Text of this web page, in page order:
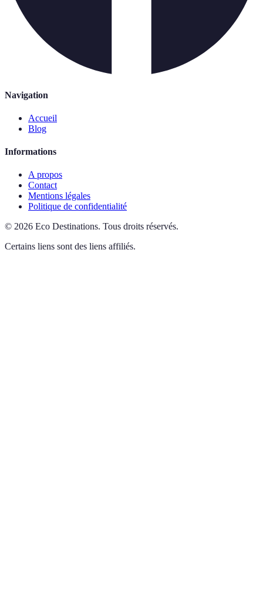
Navigation
Accueil
Blog
Informations
A propos
Contact
Mentions légales
Politique de confidentialité
© 2026 Eco Destinations. Tous droits réservés.
Certains liens sont des liens affiliés.